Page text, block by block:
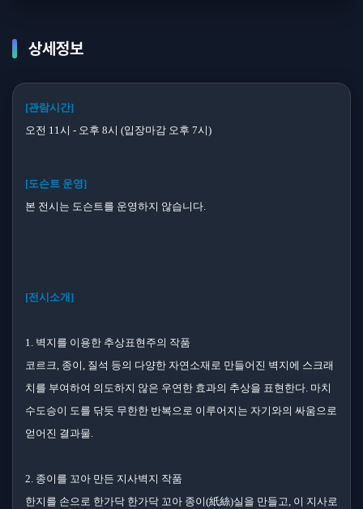
상세정보
[관람시간]
오전 11시 - 오후 8시 (입장마감 오후 7시)
[도슨트 운영]
본 전시는 도슨트를 운영하지 않습니다.
[전시소개]
1. 벽지를 이용한 추상표현주의 작품
코르크, 종이, 질석 등의 다양한 자연소재로 만들어진 벽지에 스크래
치를 부여하여 의도하지 않은 우연한 효과의 추상을 표현한다. 마치
수도승이 도를 닦듯 무한한 반복으로 이루어지는 자기와의 싸움으로
얻어진 결과물.
2. 종이를 꼬아 만든 지사벽지 작품
한지를 손으로 한가닥 한가닥 꼬아 종이(紙絲)실을 만들고, 이 지사로